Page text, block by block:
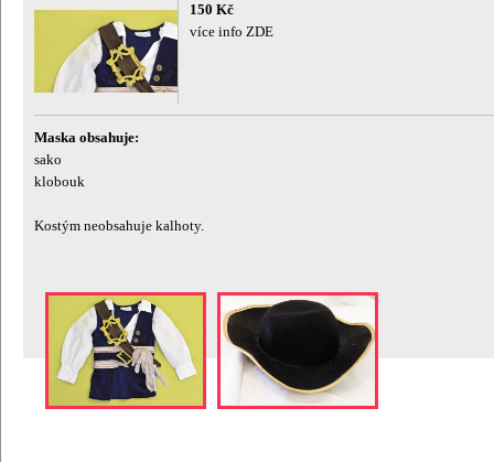
150 Kč
více info ZDE
Maska obsahuje:
sako
klobouk
Kostým neobsahuje kalhoty.